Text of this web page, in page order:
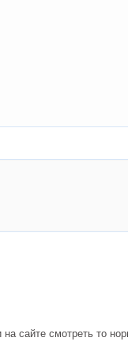
сайте смотреть то